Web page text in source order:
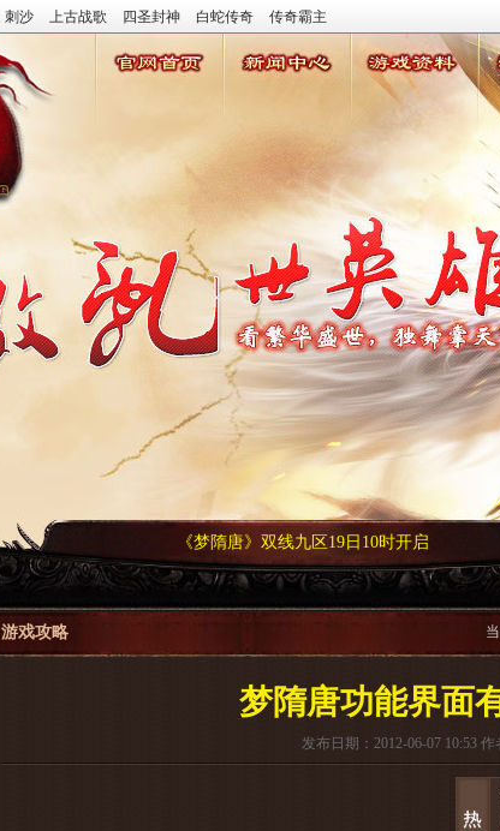
刺沙 上古战歌 四圣封神 白蛇传奇 传奇霸主
《梦隋唐》双线九区19日10时开启
游戏攻略
梦隋唐功能界面
发布日期：2012-06-07 10:53 作